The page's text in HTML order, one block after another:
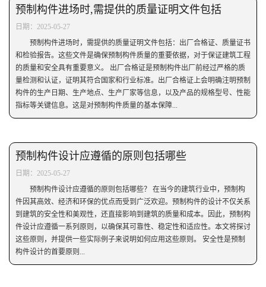
预制构件进场时,需提供的质量证明文件包括
日期：2025-05-27
预制构件进场时，需提供的质量证明文件包括：出厂合格证、质量证书
和检验报告。这些文件是确保预制构件质量的重要依据，对于保证建筑工程
的质量和安全具有重要意义。 出厂合格证是预制构件出厂前经过严格的质
量检测和认证，证明其符合国家和行业标准。出厂合格证上会明确注明预制
构件的生产日期、生产地点、生产厂家等信息，以及产品的规格型号、性能
指标等关键信息。这是对预制构件质量的基本保障...
预制构件设计应遵循的原则包括哪些
日期：2025-05-27
预制构件设计应遵循的原则包括哪些？ 在当今的建筑行业中，预制构
件因其高效、经济和环保的优点而受到广泛欢迎。预制构件的设计不仅关系
到建筑的安全性和美观性，还直接影响到建筑的质量和成本。因此，预制构
件设计应遵循一系列原则，以确保其可靠性、稳定性和适应性。本文将探讨
这些原则，并提供一些实际例子来说明如何应用这些原则。 安全性是预制
构件设计的首要原则...